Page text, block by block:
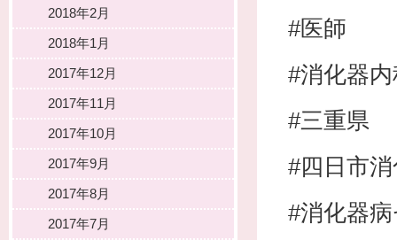
#医師
#消化器
#三重県
#四日市
#消化器
2018年2月
2018年1月
2017年12月
2017年11月
2017年10月
2017年9月
2017年8月
2017年7月